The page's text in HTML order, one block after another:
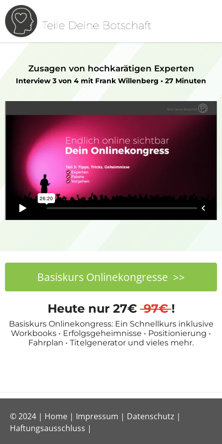
Zusagen von hochkarätigen Experten
Interview 3 von 4 mit Frank Willenberg • 27 Minuten
Basiskurs Onlinekongresse >>
Heute nur 27€97€!
Basiskurs Onlinekongress: Ein Schnellkurs inklusive
Workbooks • Erfolgsgeheimnisse • Positionierung •
Fahrplan • Titelgenerator und vieles mehr.
© 2024 | Home | Impressum | Datenschutz |
Haftungsausschluss |